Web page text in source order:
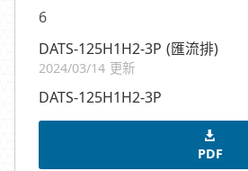
6
DATS-125H1H2-3P (匯流排)
2024/03/14 更新
DATS-125H1H2-3P
PDF